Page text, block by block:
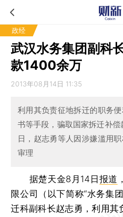
政经
武汉水务集团副科
款1400余万
2013年08月14日 11:35
利用其负责征地拆迁的职务
书等手段，骗取国家拆迁补
日，赵志勇等人因涉嫌滥用
审理
据楚天金8月14日报道
限公司（以下简称“水务集
迁科副科长赵志勇，利用其